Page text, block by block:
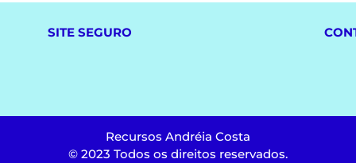
SITE SEGURO
Recursos Andréia Costa
© 2023 Todos os direitos reservados.